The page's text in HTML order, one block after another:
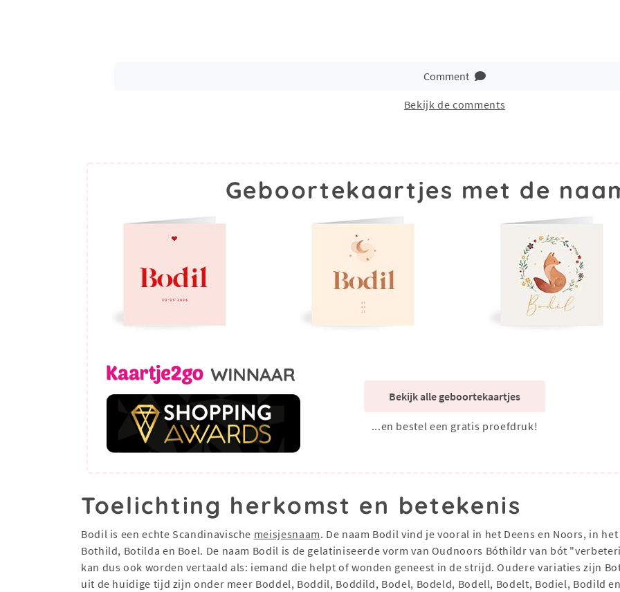
Comment
Bekijk de comments
Geboortekaartjes met de
Bekijk alle geboortekaartjes
...en bestel een gratis proefdruk!
Toelichting herkomst en betekenis
Bodil is een echte Scandinavische meisjesnaam. De naam Bodil vind je vooral in het Deens en Noors, in
Bothild, Botilda en Boel. De naam Bodil is de gelatiniseerde vorm van Oudnoors Bóthildr van bót
kan dus ook worden vertaald als: iemand die helpt of wonden geneest in de strijd. Oudere variaties zijn
uit de huidige tijd zijn onder meer Boddel, Boddil, Boddild, Bodel, Bodeld, Bodell, Bodelt, Bodiel, Bodild